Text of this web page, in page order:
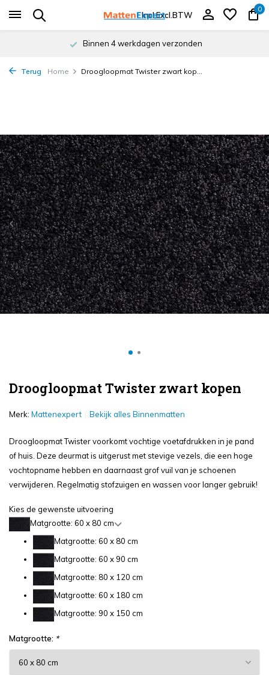
Incl.Excl.BTW
0
Binnen 4 werkdagen verzonden
Terug Home Droogloopmat Twister zwart kop...
Droogloopmat Twister zwart kopen
Merk: Mattenexpert Bekijk alles Binnenmatten
Droogloopmat Twister voorkomt vochtige voetafdrukken in je pand
of huis. Deze deurmat is uitgerust met stevige vezels, die een hoge
vochtopname hebben en daarnaast grof vuil van je schoenen
verwijderen. Regelmatig stofzuigen en wassen voor langer gebruik!
Kies de gewenste uitvoering
Matgrootte: 60 x 80 cm
Matgrootte: 60 x 80 cm
Matgrootte: 60 x 90 cm
Matgrootte: 80 x 120 cm
Matgrootte: 60 x 180 cm
Matgrootte: 90 x 150 cm
Matgrootte: *